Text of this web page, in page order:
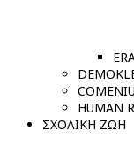
HUMAN
ΣΧΟΛΙΚΗ ΖΩΗ